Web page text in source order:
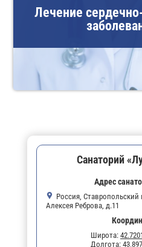
Лечение
Санаторий
Адрес
Россия, Ставропольский
Алексея Реброва, д.11
Широта: 42.7201
Долгота: